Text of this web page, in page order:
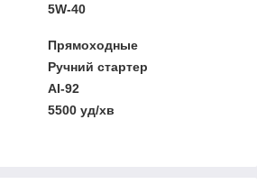
5W-40
Прямоходные
Ручний стартер
АІ-92
5500 уд/хв